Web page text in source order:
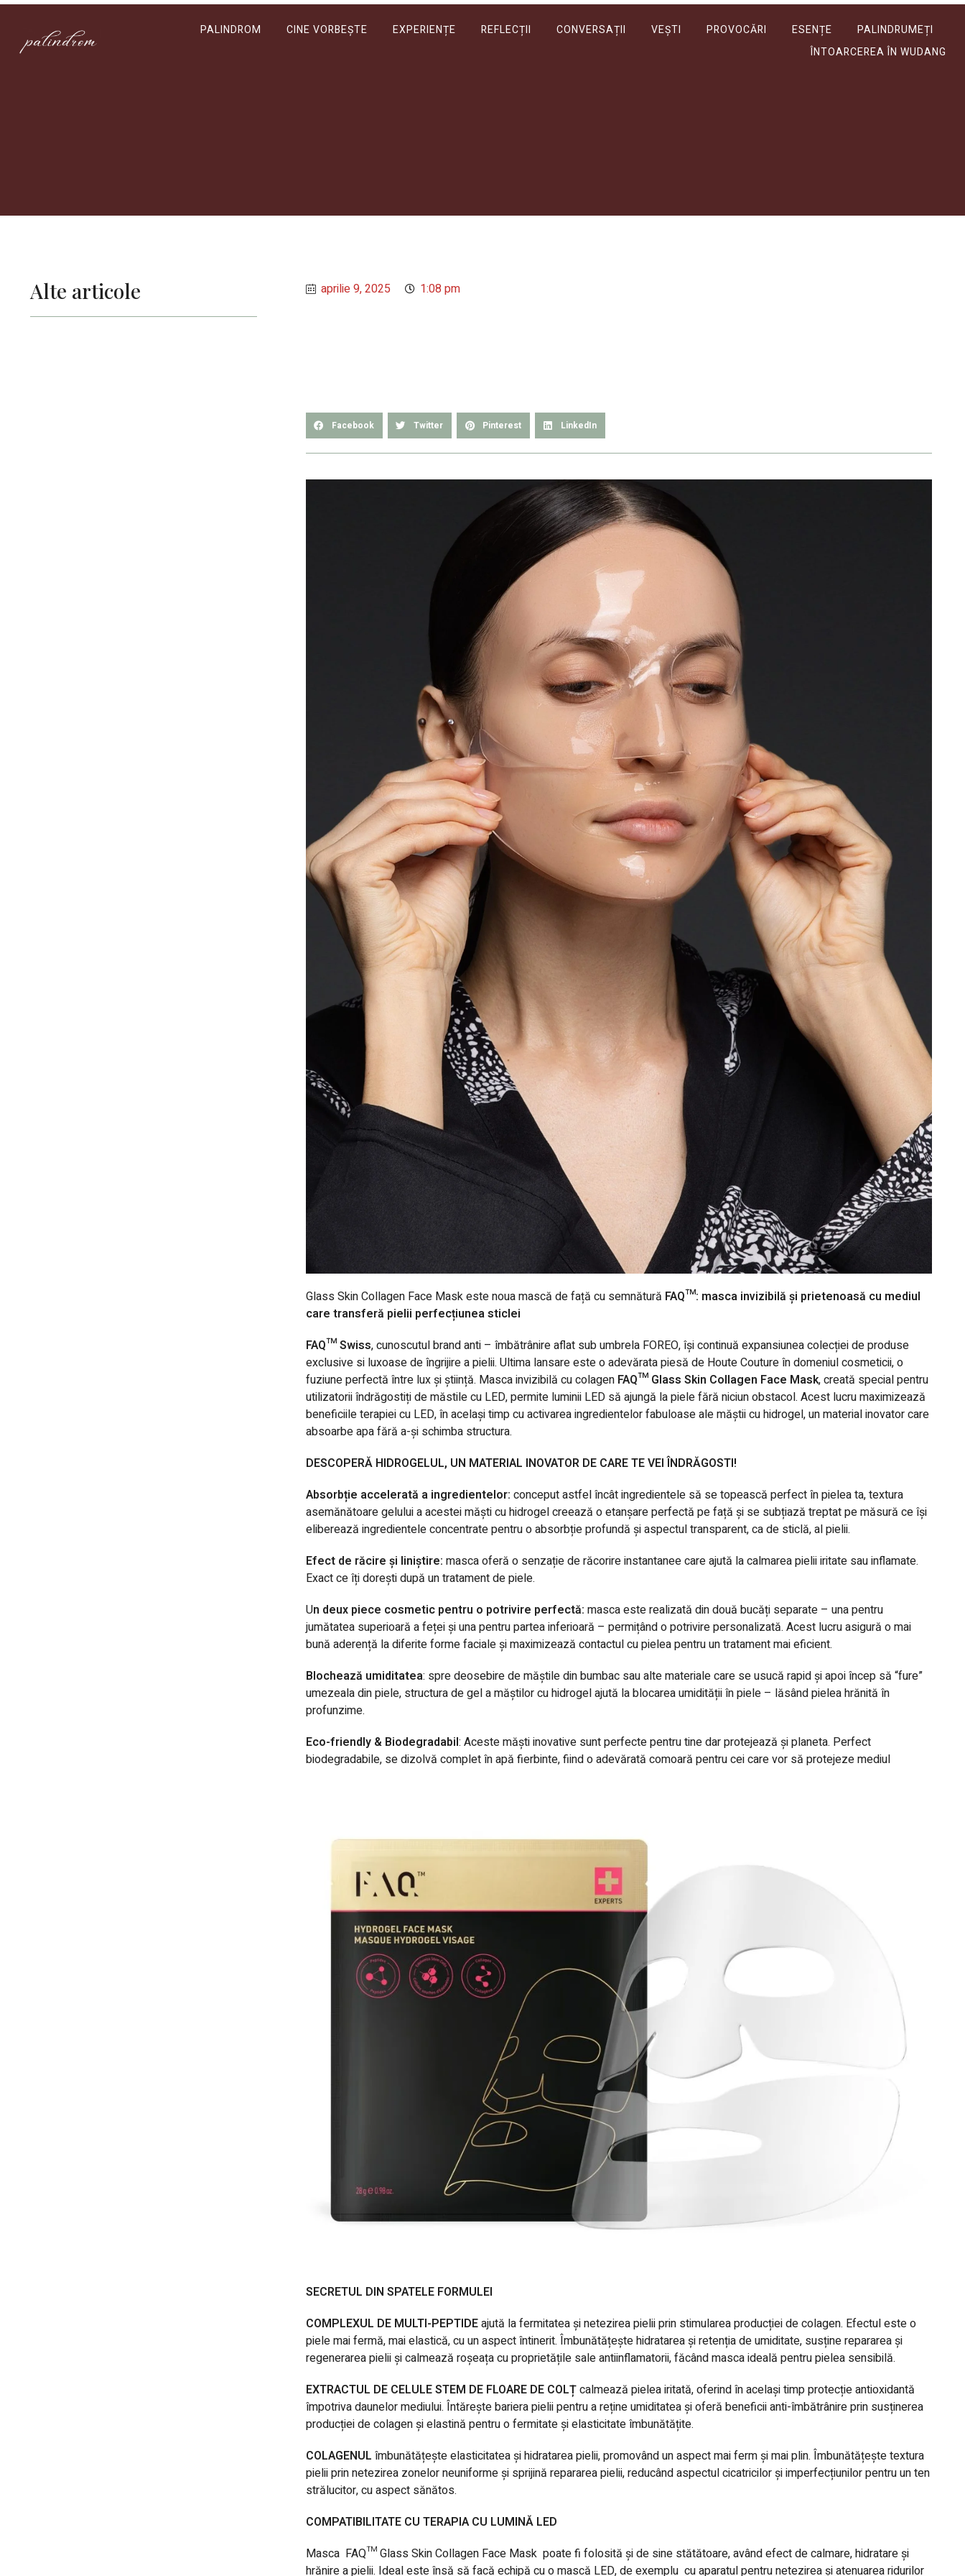
PALINDROM CINE VORBEȘTE EXPERIENȚE REFLECȚII CONVERSAȚII VEȘTI PROVOCĂRI ESENȚE
PALINDRUMEȚI
ÎNTOARCEREA ÎN WUDANG
Alte articole aprilie 9, 2025 1:08 pm
Facebook Twitter Pinterest LinkedIn
Glass Skin Collagen Face Mask este noua mască de față cu semnătură FAQ™: masca invizibilă și prietenoasă cu mediul
care transferă pielii perfecțiunea sticlei
FAQ™ Swiss, cunoscutul brand anti – îmbătrânire aflat sub umbrela FOREO, își continuă expansiunea colecției de produse
exclusive si luxoase de îngrijire a pielii. Ultima lansare este o adevărata piesă de Houte Couture în domeniul cosmeticii, o
fuziune perfectă între lux și știință. Masca invizibilă cu colagen FAQ™ Glass Skin Collagen Face Mask, creată special pentru
utilizatorii îndrăgostiți de măstile cu LED, permite luminii LED să ajungă la piele fără niciun obstacol. Acest lucru maximizează
beneficiile terapiei cu LED, în același timp cu activarea ingredientelor fabuloase ale măștii cu hidrogel, un material inovator care
absoarbe apa fără a-și schimba structura.
DESCOPERĂ HIDROGELUL, UN MATERIAL INOVATOR DE CARE TE VEI ÎNDRĂGOSTI!
Absorbție accelerată a ingredientelor: conceput astfel încât ingredientele să se topească perfect în pielea ta, textura
asemănătoare gelului a acestei măști cu hidrogel creează o etanșare perfectă pe față și se subțiază treptat pe măsură ce își
eliberează ingredientele concentrate pentru o absorbție profundă și aspectul transparent, ca de sticlă, al pielii.
Efect de răcire și liniștire: masca oferă o senzație de răcorire instantanee care ajută la calmarea pielii iritate sau inflamate.
Exact ce îți dorești după un tratament de piele.
Un deux piece cosmetic pentru o potrivire perfectă: masca este realizată din două bucăți separate – una pentru
jumătatea superioară a feței și una pentru partea inferioară – permițând o potrivire personalizată. Acest lucru asigură o mai
bună aderență la diferite forme faciale și maximizează contactul cu pielea pentru un tratament mai eficient.
Blochează umiditatea: spre deosebire de măștile din bumbac sau alte materiale care se usucă rapid și apoi încep să “fure”
umezeala din piele, structura de gel a măștilor cu hidrogel ajută la blocarea umidității în piele – lăsând pielea hrănită în
profunzime.
Eco-friendly & Biodegradabil: Aceste măști inovative sunt perfecte pentru tine dar protejează și planeta. Perfect
biodegradabile, se dizolvă complet în apă fierbinte, fiind o adevărată comoară pentru cei care vor să protejeze mediul
SECRETUL DIN SPATELE FORMULEI
COMPLEXUL DE MULTI-PEPTIDEajută la fermitatea și netezirea pielii prin stimularea producției de colagen. Efectul este o
piele mai fermă, mai elastică, cu un aspect întinerit. Îmbunătățește hidratarea și retenția de umiditate, susține repararea și
regenerarea pielii și calmează roșeața cu proprietățile sale antiinflamatorii, făcând masca ideală pentru pielea sensibilă.
EXTRACTUL DE CELULE STEM DE FLOARE DE COLȚcalmează pielea iritată, oferind în același timp protecție antioxidantă
împotriva daunelor mediului. Întărește bariera pielii pentru a reține umiditatea și oferă beneficii anti-îmbătrânire prin susținerea
producției de colagen și elastină pentru o fermitate și elasticitate îmbunătățite.
COLAGENUL îmbunătățește elasticitatea și hidratarea pielii, promovând un aspect mai ferm și mai plin. Îmbunătățește textura
pielii prin netezirea zonelor neuniforme și sprijină repararea pielii, reducând aspectul cicatricilor și imperfecțiunilor pentru un ten
strălucitor, cu aspect sănătos.
COMPATIBILITATE CU TERAPIA CU LUMINĂ LED
Masca FAQ™ Glass Skin Collagen Face Mask poate fi folosită și de sine stătătoare, având efect de calmare, hidratare și
hrănire a pielii. Ideal este însă să facă echipă cu o mască LED, de exemplu cu aparatul pentru netezirea și atenuarea ridurilor